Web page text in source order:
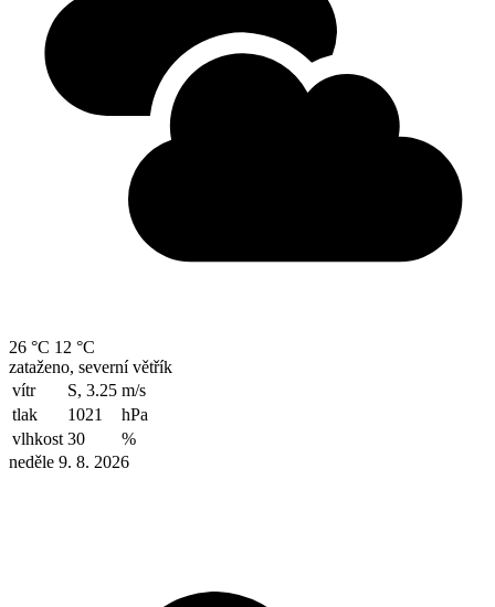
26 °C 12 °C
zataženo, severní větřík
vítr
S, 3.25 m/s
tlak
1021
hPa
vlhkost 30
%
neděle 9. 8. 2026